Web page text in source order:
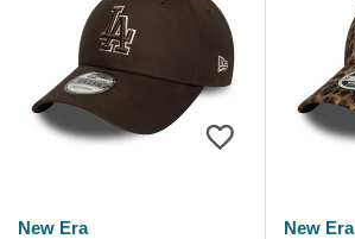
New Era
New Era